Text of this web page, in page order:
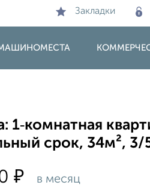
Закладки
МАШИНОМЕСТА
1‑комнатная
срок, 34м², 3/
₽ в месяц